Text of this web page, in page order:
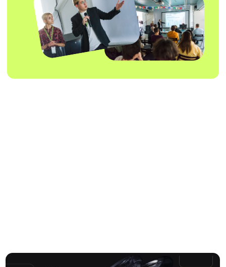
Кураторы, преподаватели, администрация
школы — все, с кем вы сможете пообщаться
на мероприятии.
Николай Клячин Антон